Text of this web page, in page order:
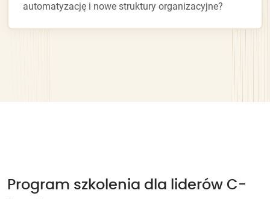
automatyzację i nowe struktury organizacyjne?
Program szkolenia dla liderów C-